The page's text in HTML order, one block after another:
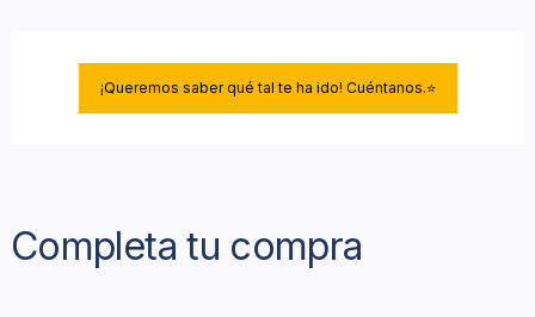
¡Queremos saber qué tal te ha ido! Cuéntanos.⭐
Completa tu compra